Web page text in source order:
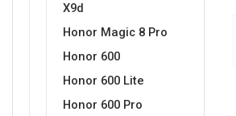
X9d
Honor Magic 8 Pro
Honor 600
Honor 600 Lite
Honor 600 Pro